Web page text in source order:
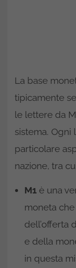
La base
tipicamente
le lettere da
sistema. Ogni
particolare
nazione, tra
M1 è una
moneta
dell’offerta
e della
in questa